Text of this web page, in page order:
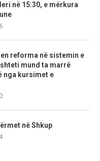
në 15:30, e mërkura
reforma në sistemin e
mund ta marrë
nga kursimet e
në Shkup